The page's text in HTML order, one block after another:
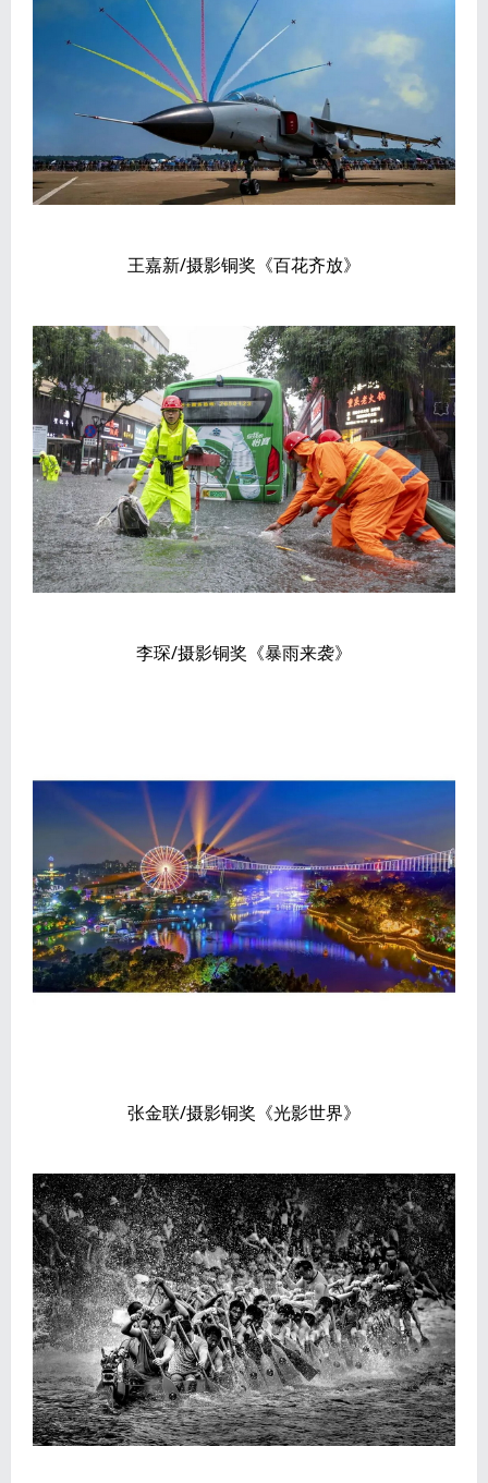
王嘉新/摄影铜奖《百花齐放》
李琛/摄影铜奖《暴雨来袭》
张金联/摄影铜奖《光影世界》